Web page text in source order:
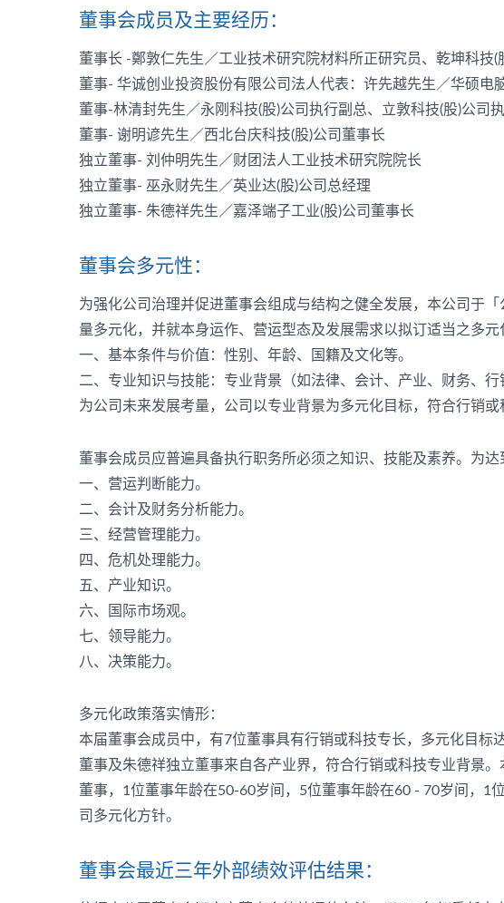
董事会成员及主要经历：
董事长 -鄭敦仁先生／工业技术研究院材料所正研究员、乾坤科技(
董事- 华诚创业投资股份有限公司法人代表：许先越先生／华硕电
董事-林清封先生／永刚科技(股)公司执行副总、立敦科技(股)公司
董事- 谢明谚先生／西北台庆科技(股)公司董事长
独立董事- 刘仲明先生／财团法人工业技术研究院院长
独立董事- 巫永财先生／英业达(股)公司总经理
独立董事- 朱德祥先生／嘉泽端子工业(股)公司董事长
董事会多元性：
为强化公司治理并促进董事会组成与结构之健全发展，本公司于
量多元化，并就本身运作、营运型态及发展需求以拟订适当之多
一、基本条件与价值：性别、年龄、国籍及文化等。
二、专业知识与技能：专业背景（如法律、会计、产业、财务、行
为公司未来发展考量，公司以专业背景为多元化目标，符合行销或
董事会成员应普遍具备执行职务所必须之知识、技能及素养。为
一、营运判断能力。
二、会计及财务分析能力。
三、经营管理能力。
四、危机处理能力。
五、产业知识。
六、国际市场观。
七、领导能力。
八、决策能力。
多元化政策落实情形：
本届董事会成员中，有7位董事具有行销或科技专长，多元化目
董事及朱德祥独立董事来自各产业界，符合行销或科技专业背景
董事，1位董事年龄在50-60岁间，5位董事年龄在60 - 70岁间，1
司多元化方针。
董事会最近三年外部绩效评估结果：